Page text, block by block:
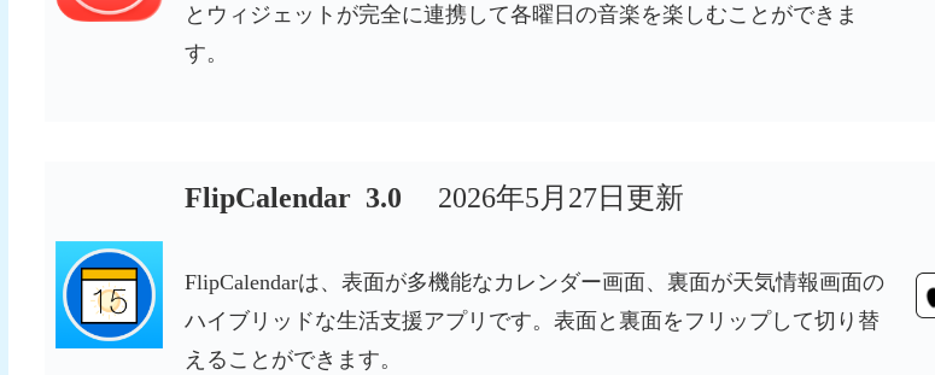
とウィジェットが完全に連携して各曜日の音楽を楽しむことができま
す。
FlipCalendar 3.0 2026年5月27日更新
FlipCalendarは、表面が多機能なカレンダー画面、裏面が天気情報画面の
ハイブリッドな生活支援アプリです。表面と裏面をフリップして切り替
えることができます。